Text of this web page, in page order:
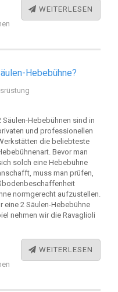
WEITERLESEN
Hebebühne?
Säulen-Hebebühnen sind in
und professionellen
die beliebteste
Bevor man
solch eine Hebebühne
muss man prüfen,
normgerecht aufzustellen.
eine 2 Säulen-Hebebühne
nehmen wir die Ravaglioli
WEITERLESEN